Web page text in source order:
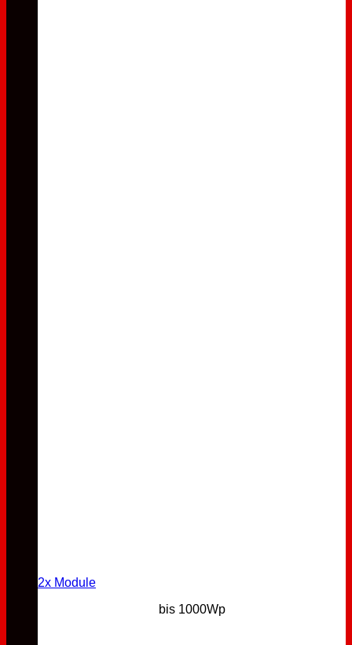
2x Module
bis 1000Wp